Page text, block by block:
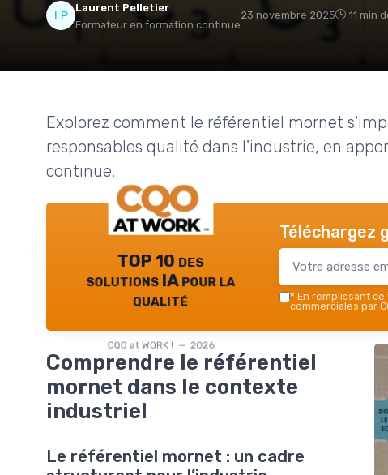
Laurent Pelletier
Formateur en formation continue
23 novembre 2025 11 min
Explorez comment le référentiel mornet
responsables qualité dans l'industrie, en
continue.
TOP 10 des
solutions IA pour la
qualité
CQO at WORK ! — 2026
Téléchargez
* En remplissant ce
commerciales par
Comprendre le référentiel
mornet dans le contexte
industriel
Le référentiel mornet : un cadre